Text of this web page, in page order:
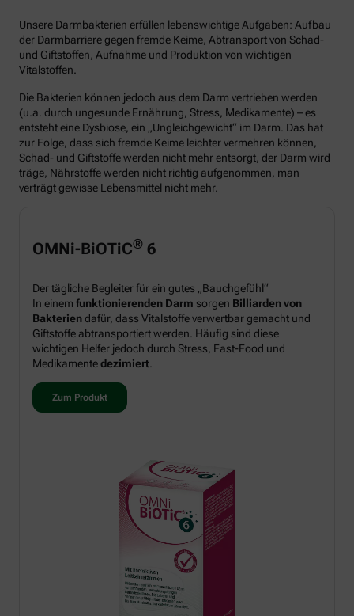
Unsere Darmbakterien erfüllen lebenswichtige Aufgaben: Aufbau
der Darmbarriere gegen fremde Keime, Abtransport von Schad-
und Giftstoffen, Aufnahme und Produktion von wichtigen
Vitalstoffen.
Die Bakterien können jedoch aus dem Darm vertrieben werden
(u.a. durch ungesunde Ernährung, Stress, Medikamente) – es
entsteht eine Dysbiose, ein „Ungleichgewicht“ im Darm. Das hat
zur Folge, dass sich fremde Keime leichter vermehren können,
Schad- und Giftstoffe werden nicht mehr entsorgt, der Darm wird
träge, Nährstoffe werden nicht richtig aufgenommen, man
verträgt gewisse Lebensmittel nicht mehr.
OMNi-BiOTiC® 6
Der tägliche Begleiter für ein gutes „Bauchgefühl“
In einem funktionierenden Darm sorgen Billiarden von
Bakteriendafür, dass Vitalstoffe verwertbar gemacht und
Giftstoffe abtransportiert werden. Häufig sind diese
wichtigen Helfer jedoch durch Stress, Fast-Food und
Medikamentedezimiert.
Zum Produkt